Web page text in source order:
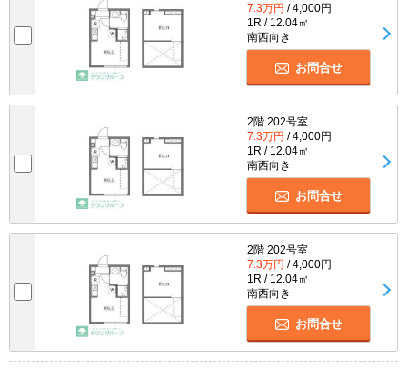
7.3万円 / 4,000円
1R / 12.04㎡
南西向き
お問合せ
2階 202号室
7.3万円 / 4,000円
1R / 12.04㎡
南西向き
お問合せ
2階 202号室
7.3万円 / 4,000円
1R / 12.04㎡
南西向き
お問合せ